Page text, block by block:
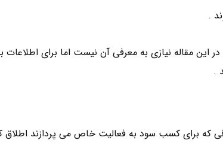
.
مقاله نیازی به معرفی آن نیست اما برای اطلاعات
.
که برای کسب سود به فعالیت خاص می پردازند اطلاق